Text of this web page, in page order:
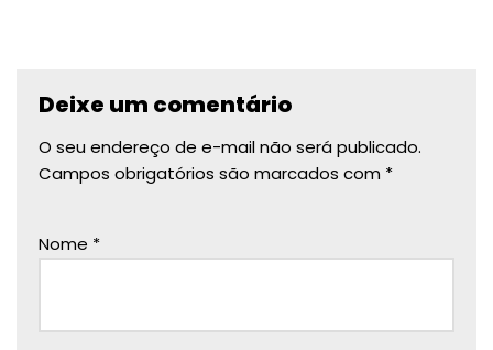
Deixe um comentário
O seu endereço de e-mail não será publicado.
Campos obrigatórios são marcados com *
Nome *